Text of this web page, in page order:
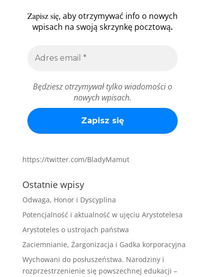
Zapisz się, aby otrzymywać info o nowych
wpisach na swoją skrzynkę pocztową.
Będziesz otrzymywał tylko wiadomości o
nowych wpisach.
https://twitter.com/BladyMamut
Ostatnie wpisy
Odwaga, Honor i Dyscyplina
Potencjalność i aktualność w ujęciu Arystotelesa
Arystoteles o ustrojach państwa
Zaciemnianie, Żargonizacja i Gadka korporacyjna
Wychowani do posłuszeństwa. Narodziny i
rozprzestrzenienie się powszechnej edukacji –